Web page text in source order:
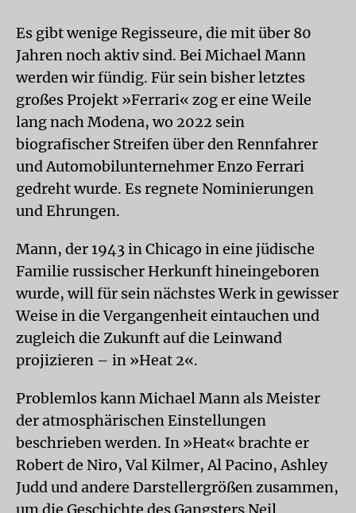
Es gibt wenige Regisseure, die mit über 80
Jahren noch aktiv sind. Bei Michael Mann
werden wir fündig. Für sein bisher letztes
großes Projekt »Ferrari« zog er eine Weile
lang nach Modena, wo 2022 sein
biografischer Streifen über den Rennfahrer
und Automobilunternehmer Enzo Ferrari
gedreht wurde. Es regnete Nominierungen
und Ehrungen.
Mann, der 1943 in Chicago in eine jüdische
Familie russischer Herkunft hineingeboren
wurde, will für sein nächstes Werk in gewisser
Weise in die Vergangenheit eintauchen und
zugleich die Zukunft auf die Leinwand
projizieren – in »Heat 2«.
Problemlos kann Michael Mann als Meister
der atmosphärischen Einstellungen
beschrieben werden. In »Heat« brachte er
Robert de Niro, Val Kilmer, Al Pacino, Ashley
Judd und andere Darstellergrößen zusammen,
um die Geschichte des Gangsters Neil